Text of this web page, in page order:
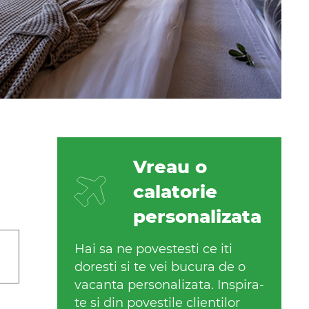
Vreau o
calatorie
personalizata
Hai sa ne povestesti ce iti
doresti si te vei bucura de o
vacanta personalizata. Inspira-
te si din povestile clientilor